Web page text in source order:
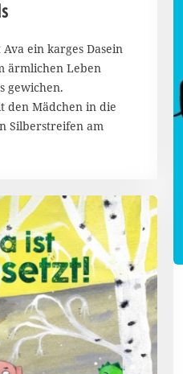
ein karges Dasein
ärmlichen Leben
gewichen.
den Mädchen in die
Silberstreifen am